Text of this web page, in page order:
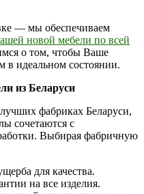
— мы обеспечиваем
новой мебели по всей
о том, чтобы Ваше
в идеальном состоянии.
из Беларуси
фабриках Беларуси,
сочетаются с
Выбирая фабричную
для качества.
на все изделия.